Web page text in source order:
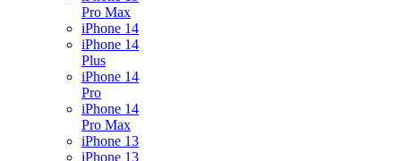
Pro Max
iPhone 14
iPhone 14
Plus
iPhone 14
Pro
iPhone 14
Pro Max
iPhone 13
iPhone 13